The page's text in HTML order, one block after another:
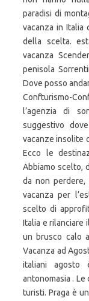
paradisi di
vacanza in Italia
della scelta.
vacanza
penisola
Dove posso
Confturismo-
l’agenzia di
suggestivo
vacanze insolite
Ecco le
Abbiamo scelto,
da non
vacanza per
scelto di
Italia e rilanciare
un brusco calo
Vacanza ad
italiani
antonomasia .
turisti. Praga è